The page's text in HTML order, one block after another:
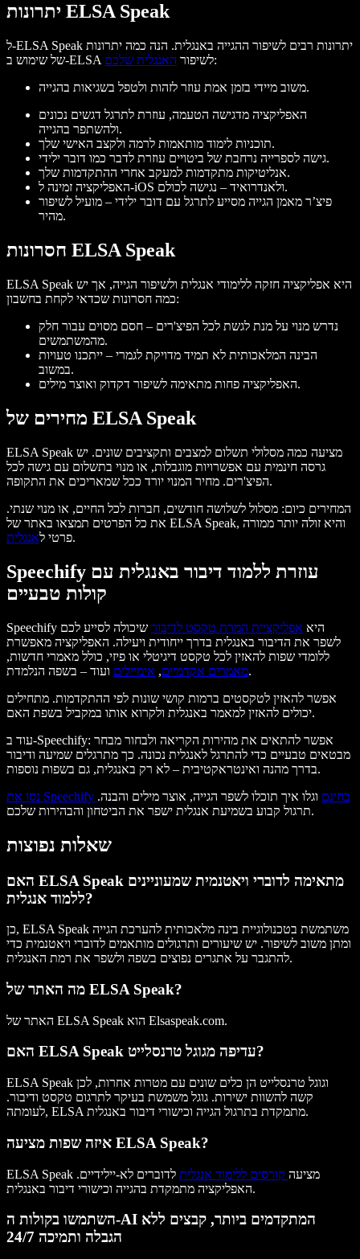
יתרונות ELSA Speak
ל-ELSA Speak יתרונות רבים לשיפור ההגייה באנגלית. הנה כמה יתרונות
של שימוש ב-ELSA לשיפור האנגלית שלכם
:
משוב מיידי בזמן אמת עוזר לזהות ולטפל בשגיאות בהגייה.
האפליקציה מדגישה הטעמה, עוזרת לתרגל דגשים נכונים
ולהשתפר בהגייה.
תוכניות לימוד מותאמות לרמה ולקצב האישי שלך.
גישה לספרייה נרחבת של ביטויים עוזרת לדבר כמו דובר ילידי.
אנליטיקות מתקדמות למעקב אחרי ההתקדמות שלך.
האפליקציה זמינה ל-iOS ולאנדרואיד – נגישה לכולם.
פיצ’ר מאמן הגייה מסייע לתרגל עם דובר ילידי – מועיל לשיפור
מהיר.
חסרונות ELSA Speak
ELSA Speak היא אפליקציה חזקה ללימודי אנגלית ולשיפור הגייה, אך יש
כמה חסרונות שכדאי לקחת בחשבון:
נדרש מנוי על מנת לגשת לכל הפיצ'רים – חסם מסוים עבור חלק
מהמשתמשים.
הבינה המלאכותית לא תמיד מדויקת לגמרי – ייתכנו טעויות
במשוב.
האפליקציה פחות מתאימה לשיפור דקדוק ואוצר מילים.
מחירים של ELSA Speak
ELSA Speak מציעה כמה מסלולי תשלום למצבים ותקציבים שונים. יש
גרסה חינמית עם אפשרויות מוגבלות, או מנוי בתשלום עם גישה לכל
הפיצ'רים. מחיר המנוי יורד ככל שמאריכים את התקופה.
המחירים כיום: מסלול לשלושה חודשים, חברות לכל החיים, או מנוי שנתי.
את כל הפרטים תמצאו באתר של ELSA Speak, והיא זולה יותר ממורה
פרטי לאנגלית .
Speechify עוזרת ללמוד דיבור באנגלית עם
קולות טבעיים
Speechify היא אפליקציית המרת טקסט לדיבור שיכולה לסייע לכם
לשפר את הדיבור באנגלית בדרך ייחודית ויעילה. האפליקציה מאפשרת
ללומדי שפות להאזין לכל טקסט דיגיטלי או פיזי, כולל מאמרי חדשות,
מאמרים אקדמיים, אימיילים
ועוד – בשפה הנלמדת.
אפשר להאזין לטקסטים ברמות קושי שונות לפי ההתקדמות. מתחילים
יכולים להאזין למאמר באנגלית ולקרוא אותו במקביל בשפת האם.
עוד ב-Speechify: אפשר להתאים את מהירות הקריאה ולבחור מבחר
מבטאים טבעיים כדי להתרגל לאנגלית נכונה. כך מתרגלים שמיעה ודיבור
בדרך מהנה ואינטראקטיבית – לא רק באנגלית, גם בשפות נוספות.
נסו את Speechify בחינם וגלו איך תוכלו לשפר הגייה, אוצר מילים והבנה.
תרגול קבוע בשמיעת אנגלית ישפר את הביטחון והבהירות שלכם.
שאלות נפוצות
האם ELSA Speak מתאימה לדוברי ויאטנמית שמעוניינים
ללמוד אנגלית?
כן, ELSA Speak משתמשת בטכנולוגיית בינה מלאכותית להערכת הגייה
ומתן משוב לשיפור. יש שיעורים ותרגולים מותאמים לדוברי ויאטנמית כדי
להתגבר על אתגרים נפוצים בשפה ולשפר את רמת האנגלית.
מה האתר של ELSA Speak?
האתר של ELSA Speak הוא Elsaspeak.com.
האם ELSA Speak עדיפה מגוגל טרנסלייט?
ELSA Speak וגוגל טרנסלייט הן כלים שונים עם מטרות אחרות, לכן
קשה להשוות ישירות. גוגל משמשת בעיקר לתרגום טקסט ודיבור.
לעומתה, ELSA מתמקדת בתרגול הגייה וכישורי דיבור באנגלית.
איזה שפות מציעה ELSA Speak?
ELSA Speak מציעה קורסים ללימוד אנגלית לדוברים לא-יילידיים.
האפליקציה מתמקדת בהגייה וכישורי דיבור באנגלית.
השתמשו בקולות ה-AI המתקדמים ביותר, קבצים ללא
הגבלה ותמיכה 24/7